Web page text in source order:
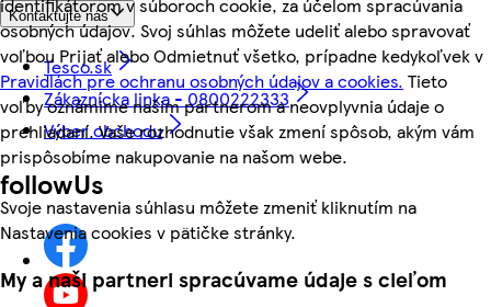
osobných údajov. Svoj súhlas môžete udeliť alebo spravovať
voľbou Prijať alebo Odmietnuť všetko, prípadne kedykoľvek v
Pravidlách pre ochranu osobných údajov a cookies. Tieto
voľby oznámime našim partnerom a neovplyvnia údaje o
prehliadaní. Vaše rozhodnutie však zmení spôsob, akým vám
prispôsobíme nakupovanie na našom webe.
Svoje nastavenia súhlasu môžete zmeniť kliknutím na
Nastavenia cookies v pätičke stránky.
My a naši partneri spracúvame údaje s cieľom
Kontaktujte nás
Tesco.sk
Zákaznícka linka - 0800222333
Výber obchodu
followUs